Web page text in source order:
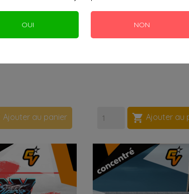
OUI NON
Ajouter au panier  Ajouter au